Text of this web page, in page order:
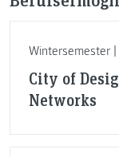
Wintersemester
City of
Networks